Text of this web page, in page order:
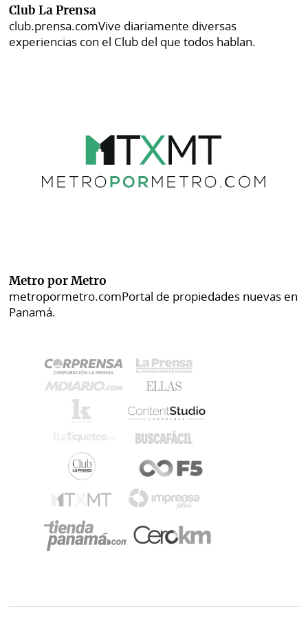
Club La Prensa
club.prensa.comVive diariamente diversas
experiencias con el Club del que todos hablan.
Metro por Metro
metropormetro.comPortal de propiedades nuevas en
Panamá.